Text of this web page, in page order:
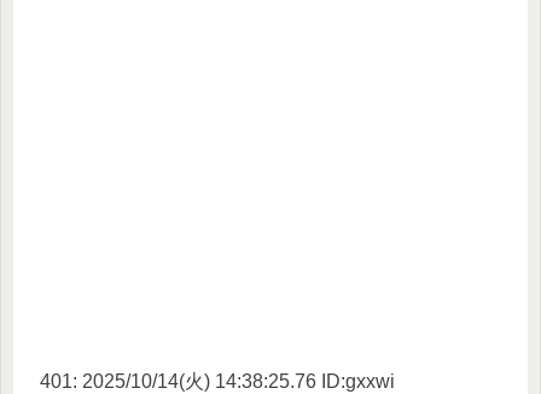
401: 2025/10/14(火) 14:38:25.76 ID:gxxwi